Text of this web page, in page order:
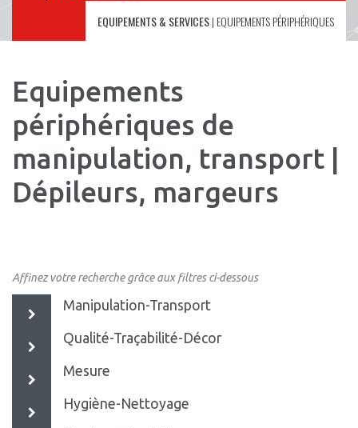
EQUIPEMENTS & SERVICES| EQUIPEMENTS PÉRIPHÉRIQUES
Equipements
périphériques de
manipulation, transport |
Dépileurs, margeurs
Affinez votre recherche grâce aux filtres ci-dessous
Manipulation-Transport
Qualité-Traçabilité-Décor
Mesure
Hygiène-Nettoyage